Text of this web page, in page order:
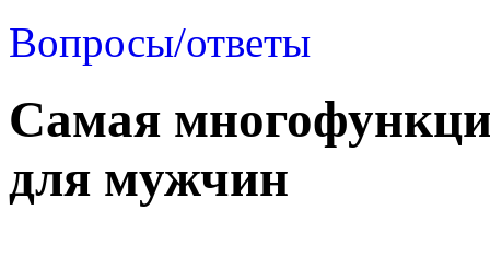
Вопросы/ответы
Самая
для мужчин